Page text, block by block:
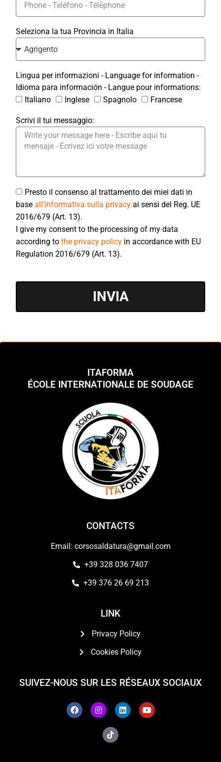
Seleziona la tua Provincia in Italia
Lingua per informazioni - Language for information -
Idioma para información - Langue pour informations:
Italiano
Inglese Spagnolo Francese
Scrivi il tui messaggio:
Presto il consenso al trattamento dei miei dati in
baseall’informativa sulla privacyai sensi del Reg. UE
2016/679 (Art. 13).
I give my consent to the processing of my data
according tothe privacy policy in accordance with EU
Regulation 2016/679 (Art. 13).
INVIA
ITAFORMA
ÉCOLE INTERNATIONALE DE SOUDAGE
CONTACTS
Email: corsosaldatura@gmail.com
+39 328 036 7407
+39 376 26 69 213
LINK
Privacy Policy
Cookies Policy
SUIVEZ-NOUS SUR LES RÉSEAUX SOCIAUX